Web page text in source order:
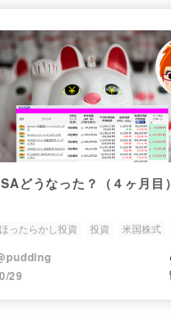
どうなった？（４ヶ月目）
ほったらかし投資 投資 米国株式
29